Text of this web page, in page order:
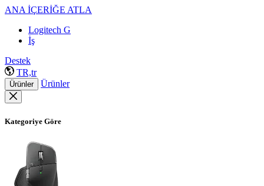
ANA İÇERİĞE ATLA
Logitech G
İş
Destek
TR,tr
Ürünler Ürünler
Kategoriye Göre